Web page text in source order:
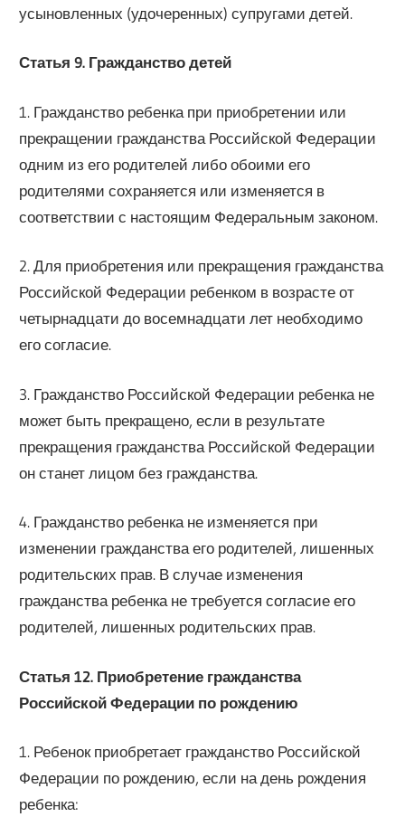
усыновленных (удочеренных) супругами детей.
Статья 9. Гражданство детей
1. Гражданство ребенка при приобретении или
прекращении гражданства Российской Федерации
одним из его родителей либо обоими его
родителями сохраняется или изменяется в
соответствии с настоящим Федеральным законом.
2. Для приобретения или прекращения гражданства
Российской Федерации ребенком в возрасте от
четырнадцати до восемнадцати лет необходимо
его согласие.
3. Гражданство Российской Федерации ребенка не
может быть прекращено, если в результате
прекращения гражданства Российской Федерации
он станет лицом без гражданства.
4. Гражданство ребенка не изменяется при
изменении гражданства его родителей, лишенных
родительских прав. В случае изменения
гражданства ребенка не требуется согласие его
родителей, лишенных родительских прав.
Статья 12. Приобретение гражданства
Российской Федерации по рождению
1. Ребенок приобретает гражданство Российской
Федерации по рождению, если на день рождения
ребенка: